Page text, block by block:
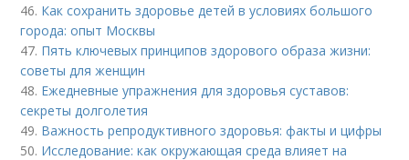
46. Как сохранить здоровье детей в условиях большого
города: опыт Москвы
47. Пять ключевых принципов здорового образа жизни:
советы для женщин
48. Ежедневные упражнения для здоровья суставов:
секреты долголетия
49. Важность репродуктивного здоровья: факты и цифры
50. Исследование: как окружающая среда влияет на